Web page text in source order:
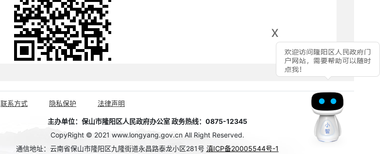
x
联系方式 隐私保护 法律声明
主办单位：保山市隆阳区人民政府办公室 政务热线：0875-12345
CopyRight © 2021 www.longyang.gov.cn All Right Reserved.
通信地址：云南省保山市隆阳区九隆街道永昌路泰龙小区281号 滇ICP备20005544号-1